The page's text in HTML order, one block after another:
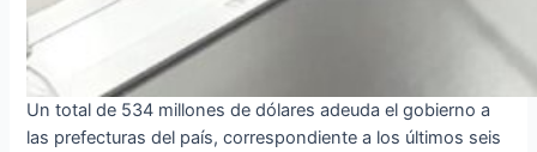
Un total de 534 millones de dólares adeuda el gobierno a
las prefecturas del país, correspondiente a los últimos seis